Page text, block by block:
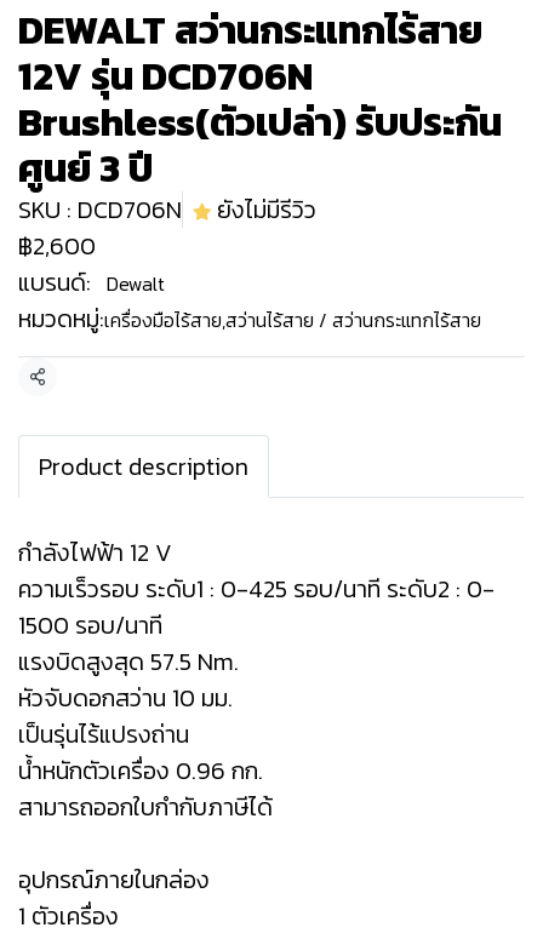
DEWALT สว่านกระแทกไร้สาย
12V รุ่น DCD706N
Brushless(ตัวเปล่า) รับประกัน
ศูนย์ 3 ปี
SKU : DCD706N
ยังไม่มีรีวิว
฿2,600
แบรนด์: Dewalt
หมวดหมู่:เครื่องมือไร้สาย,สว่านไร้สาย / สว่านกระแทกไร้สาย
แชร์
Product description
กำลังไฟฟ้า 12 V
ความเร็วรอบ ระดับ1 : 0-425 รอบ/นาที ระดับ2 : 0-
1500 รอบ/นาที
แรงบิดสูงสุด 57.5 Nm.
หัวจับดอกสว่าน 10 มม.
เป็นรุ่นไร้แปรงถ่าน
น้ำหนักตัวเครื่อง 0.96 กก.
สามารถออกใบกำกับภาษีได้
อุปกรณ์ภายในกล่อง
1 ตัวเครื่อง